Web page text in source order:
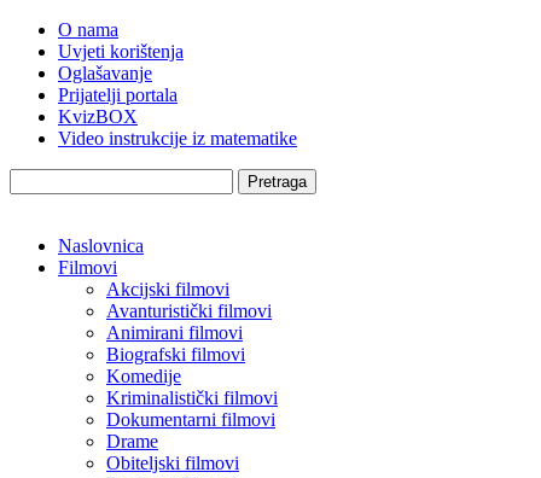
O nama
Uvjeti korištenja
Oglašavanje
Prijatelji portala
KvizBOX
Video instrukcije iz matematike
Pretraga
Naslovnica
Filmovi
Akcijski filmovi
Avanturistički filmovi
Animirani filmovi
Biografski filmovi
Komedije
Kriminalistički filmovi
Dokumentarni filmovi
Drame
Obiteljski filmovi